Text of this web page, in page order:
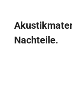
Nachteile.